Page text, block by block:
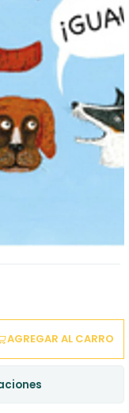
AGREGAR AL CARRO